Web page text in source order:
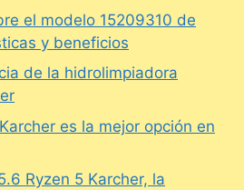
el modelo 15209310 de
y beneficios
de la hidrolimpiadora
es la mejor opción en
Ryzen 5 Karcher, la